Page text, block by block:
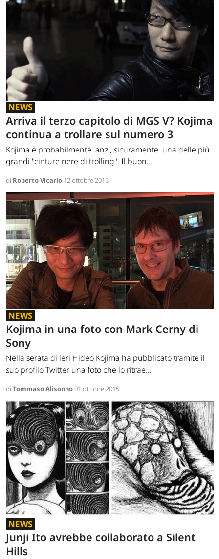
NEWS
Arriva il terzo capitolo di MGS V? Kojima
continua a trollare sul numero 3
Kojima è probabilmente, anzi, sicuramente, una delle più
grandi "cinture nere di trolling". Il buon...
di Roberto Vicario 12 ottobre 2015
NEWS
Kojima in una foto con Mark Cerny di
Sony
Nella serata di ieri Hideo Kojima ha pubblicato tramite il
suo profilo Twitter una foto che lo ritrae...
di Tommaso Alisonno01 ottobre 2015
NEWS
Junji Ito avrebbe collaborato a Silent
Hills